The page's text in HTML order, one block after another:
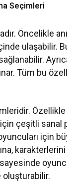
Seçimleri
Öncelikle
ulaşabilir.
Tüm bu
çeşitli sanal
için
oluşturabilir.